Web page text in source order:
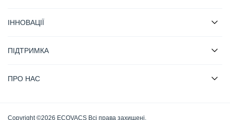
ІННОВАЦІЇ
ПІДТРИМКА
ПРО НАС
Copyright ©2026 ECOVACS Всі права захищені.